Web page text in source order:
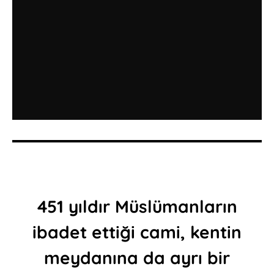
451 yıldır Müslümanların
ibadet ettiği cami, kentin
meydanına da ayrı bir